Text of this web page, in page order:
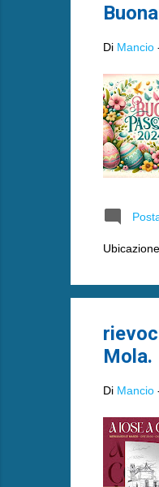
Di Mancio
Mola.
Di Mancio